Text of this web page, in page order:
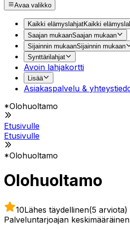
Avaa valikko
Kaikki elämyslahjatKaikki
Saajan mukaanSaajan mukaan
Sijainnin mukaanSijainnin mukaan
Synttärilahjat
Avoin lahjakortti
Lisää
Asiakaspalvelu &
*Olohuoltamo
Etusivulle
Etusivulle
*Olohuoltamo
Olohuoltamo
10Lähes täydellinen(5 arviota)
Palveluntarjoajan